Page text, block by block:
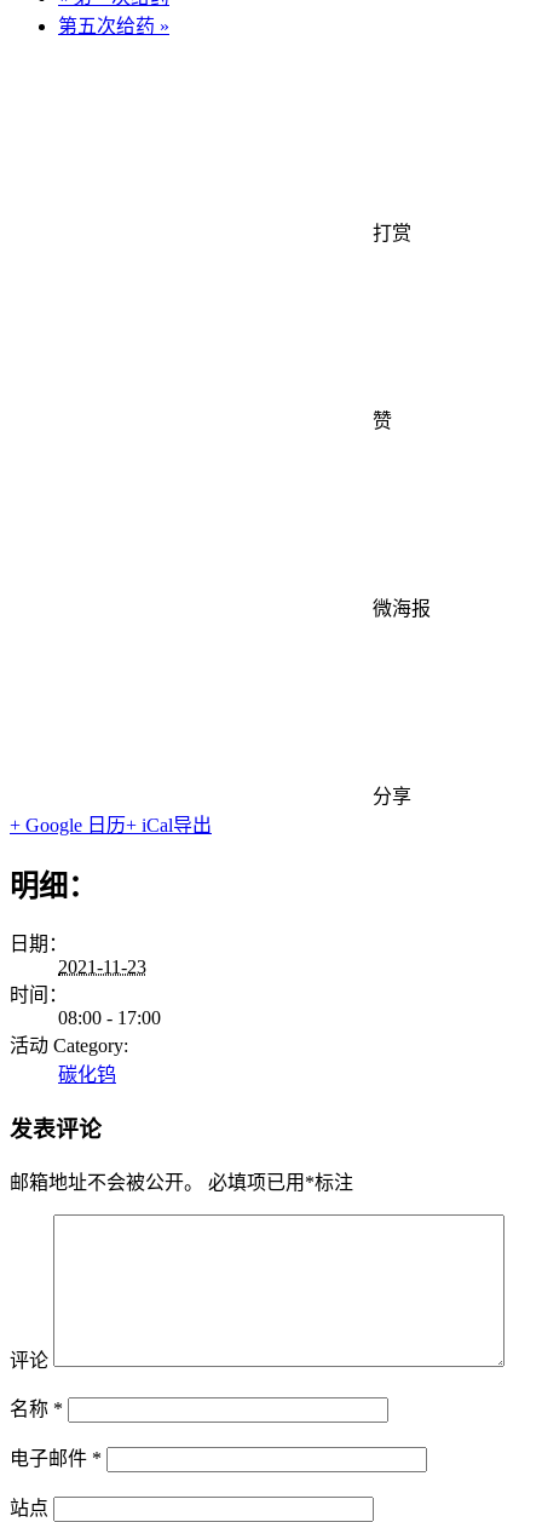
第五次给药 »
打赏
赞
微海报
分享
+ Google 日历+ iCal导出
明细：
日期：
2021-11-23
时间：
08:00 - 17:00
活动 Category:
碳化钨
发表评论
邮箱地址不会被公开。 必填项已用 *标注
评论
名称 *
电子邮件 *
站点